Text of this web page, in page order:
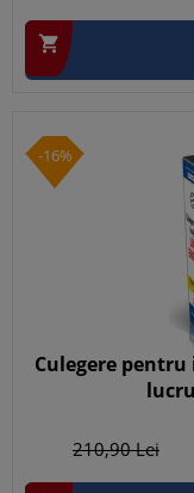

-16%
Culegere
210,90Lei